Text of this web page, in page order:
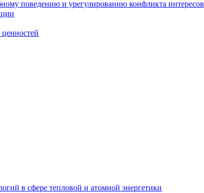
поведению и урегулированию конфликта интересов
в сфере тепловой и атомной энергетики